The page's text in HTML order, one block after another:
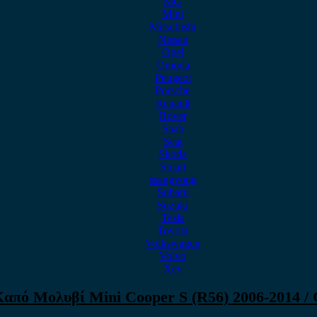
Mini
Mitsubishi
Nissan
Opel
Omoda
Peugeot
Porsche
Renault
Rover
Saab
Seat
Skoda
Smart
ssangyong
Subaru
Suzuki
Tesla
Toyota
Volkswagen
Volvo
Xev
Μολυβί Mini Cooper S (R56) 2006-2014 /